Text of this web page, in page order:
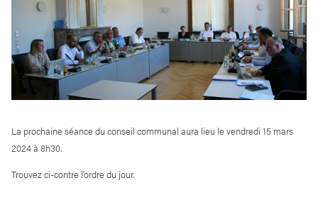
La prochaine séance du conseil communal aura lieu le vendredi 15 mars
2024 à 8h30.
Trouvez ci-contre l’ordre du jour.